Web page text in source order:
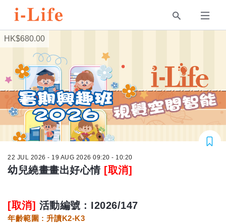
HK$680.00
22 JUL 2026 - 19 AUG 2026 09:20 - 10:20
幼兒繞畫畫出好心情 [取消]
[取消] 活動編號 : I2026/147
年齡範圍 : 升讀K2-K3